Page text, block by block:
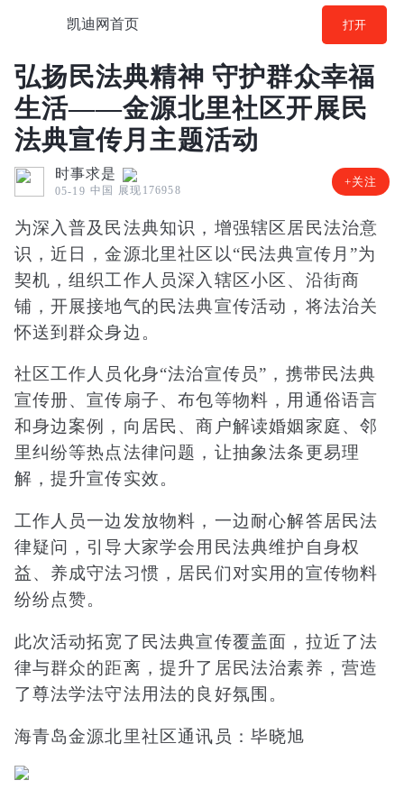
凯迪网首页 打开
弘扬民法典精神 守护群众幸福
生活——金源北里社区开展民
法典宣传月主题活动
时事求是
05-19 中国 展现176958
+关注
为深入普及民法典知识，增强辖区居民法治意
识，近日，金源北里社区以“民法典宣传月”为
契机，组织工作人员深入辖区小区、沿街商
铺，开展接地气的民法典宣传活动，将法治关
怀送到群众身边。
社区工作人员化身“法治宣传员”，携带民法典
宣传册、宣传扇子、布包等物料，用通俗语言
和身边案例，向居民、商户解读婚姻家庭、邻
里纠纷等热点法律问题，让抽象法条更易理
解，提升宣传实效。
工作人员一边发放物料，一边耐心解答居民法
律疑问，引导大家学会用民法典维护自身权
益、养成守法习惯，居民们对实用的宣传物料
纷纷点赞。
此次活动拓宽了民法典宣传覆盖面，拉近了法
律与群众的距离，提升了居民法治素养，营造
了尊法学法守法用法的良好氛围。
海青岛金源北里社区通讯员：毕晓旭